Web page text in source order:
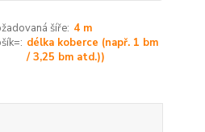
šíře: 4 m
délka koberce (např. 1 bm
/ 3,25 bm atd.))